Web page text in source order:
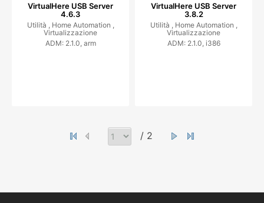
VirtualHere USB Server
4.6.3
Utilità , Home Automation ,
Virtualizzazione
ADM: 2.1.0, arm
VirtualHere USB Server
3.8.2
Utilità , Home Automation ,
Virtualizzazione
ADM: 2.1.0, i386
/ 2